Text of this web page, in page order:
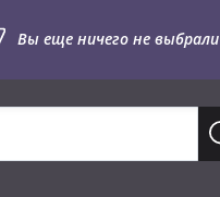
Вы еще ничего не выбрали